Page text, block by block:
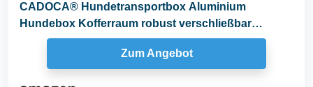
CADOCA® Hundetransportbox Aluminium
Hundebox Kofferraum robust verschließbar
trapezförmig XL...
Zum Angebot